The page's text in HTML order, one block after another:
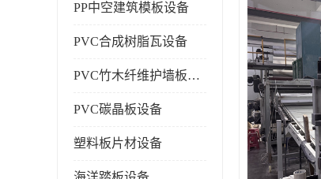
PP中空建筑模板设备
PVC合成树脂瓦设备
PVC竹木纤维护墙板设备
PVC碳晶板设备
塑料板片材设备